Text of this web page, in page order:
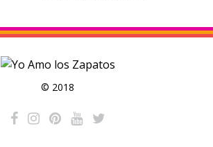
© 2018